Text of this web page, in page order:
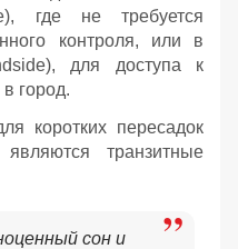
где не требуется
контроля, или в
для доступа к
город.
коротких пересадок
транзитные
сон и